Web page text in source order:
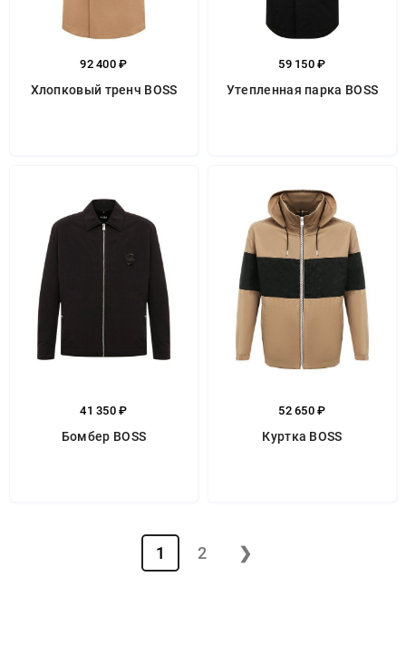
92 400 ₽
Хлопковый тренч BOSS
59 150 ₽
Утепленная парка BOSS
41 350 ₽
Бомбер BOSS
52 650 ₽
Куртка BOSS
1 2 ❯